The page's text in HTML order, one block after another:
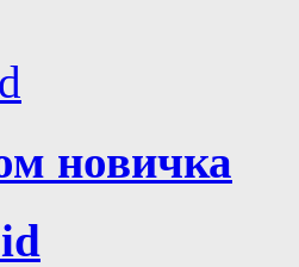
новичка